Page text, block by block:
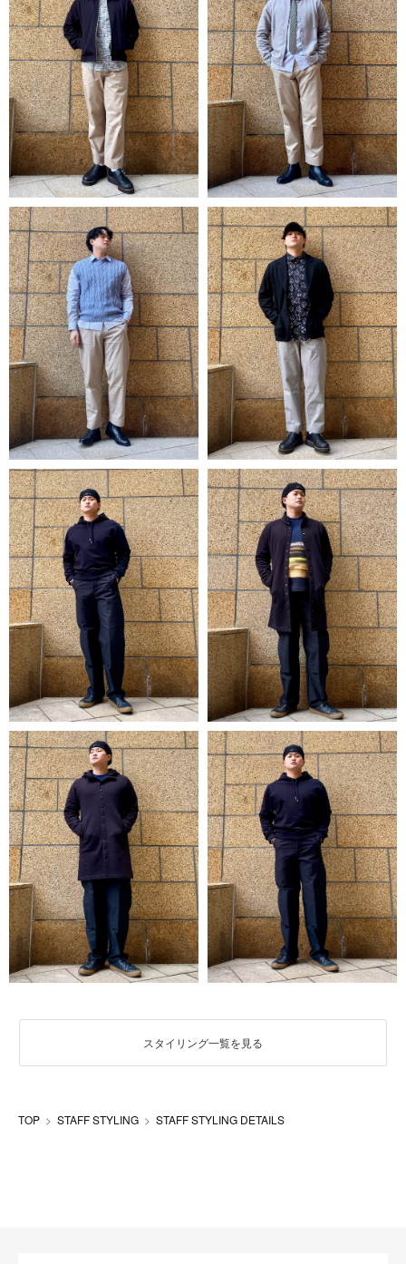
スタイリング一覧を見る
TOP STAFF STYLING STAFF STYLING DETAILS